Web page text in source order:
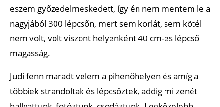
eszem győzedelmeskedett, így én nem mentem le a
nagyjából 300 lépcsőn, mert sem korlát, sem kötél
nem volt, volt viszont helyenként 40 cm-es lépcső
magasság.
Judi fenn maradt velem a pihenőhelyen és amíg a
többiek strandoltak és lépcsőztek, addig mi zenét